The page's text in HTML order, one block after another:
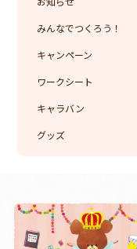
みんなでつくろう！
キャンペーン
ワークシート
キャラバン
グッズ